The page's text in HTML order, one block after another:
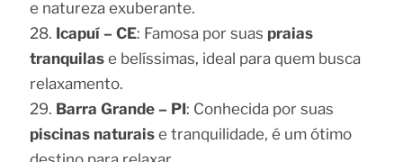
e natureza exuberante.
Icapuí – CE: Famosa por suas praias
tranquilase belíssimas, ideal para quem busca
relaxamento.
Barra Grande – PI: Conhecida por suas
piscinas naturaise tranquilidade, é um ótimo